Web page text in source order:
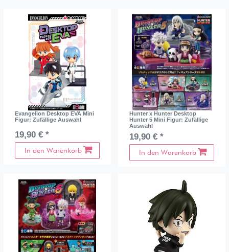
Evangelion Desktop EVA Mini
Figur: Zufällige Auswahl
19,90 € *
In den Warenkorb
Hunter x Hunter Desktop
Hunter 5 Mini Figur: Zufällige
Auswahl
19,90 € *
In den Warenkorb